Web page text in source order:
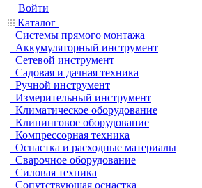
Войти
Каталог
Системы прямого монтажа
Аккумуляторный инструмент
Сетевой инструмент
Садовая и дачная техника
Ручной инструмент
Измерительный инструмент
Климатическое оборудование
Клининговое оборудование
Компрессорная техника
Оснастка и расходные материалы
Сварочное оборудование
Силовая техника
Сопутствующая оснастка